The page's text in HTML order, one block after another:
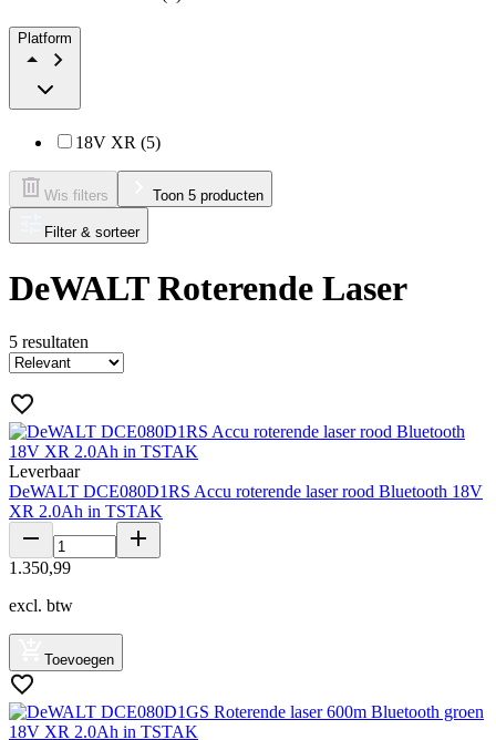
Platform
18V XR (5)
Wis filters Toon 5 producten
Filter & sorteer
DeWALT Roterende Laser
5 resultaten
Leverbaar
DeWALT DCE080D1RS Accu roterende laser rood Bluetooth 18V
XR 2.0Ah in TSTAK
1 .350,99
excl. btw
Toevoegen